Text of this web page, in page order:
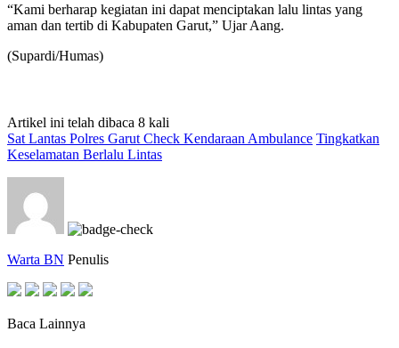
“Kami berharap kegiatan ini dapat menciptakan lalu lintas yang
aman dan tertib di Kabupaten Garut,” Ujar Aang.
(Supardi/Humas)
Artikel ini telah dibaca 8 kali
Sat Lantas Polres Garut Check Kendaraan Ambulance Tingkatkan
Keselamatan Berlalu Lintas
Warta BN Penulis
Baca Lainnya